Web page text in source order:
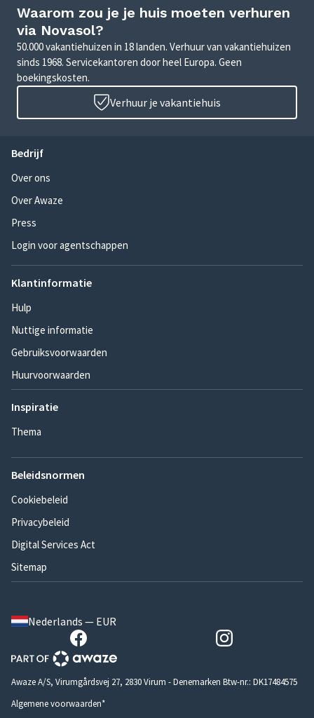
Waarom zou je je huis moeten verhuren
via Novasol?
50.000 vakantiehuizen in 18 landen. Verhuur van vakantiehuizen
sinds 1968. Servicekantoren door heel Europa. Geen
boekingskosten.
Verhuur je vakantiehuis
Bedrijf
Over ons
Over Awaze
Press
Login voor agentschappen
Klantinformatie
Hulp
Nuttige informatie
Gebruiksvoorwaarden
Huurvoorwaarden
Inspiratie
Thema
Beleidsnormen
Cookiebeleid
Privacybeleid
Digital Services Act
Sitemap
Nederlands — EUR
Awaze A/S, Virumgårdsvej 27, 2830 Virum - Denemarken Btw-nr.: DK17484575
Algemene voorwaarden*